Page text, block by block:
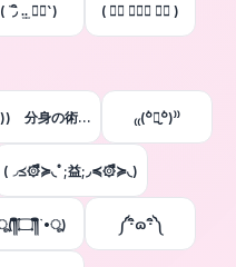
( ΄◞ิ .̫.̫ ◟ิ‵) ( ⌒⃘ ◞⊖◟ ⌒⃘ )
)))) 分身の術… ₍₍(꒪່౪̮꒪່)⁾⁾
(◞≼۞ื≽◟ﾟ;益;◞≼۞ื≽◟)
•ू(༎ຶ۝༎ຶ`•ू) ༼･ิɷ･ิ༽